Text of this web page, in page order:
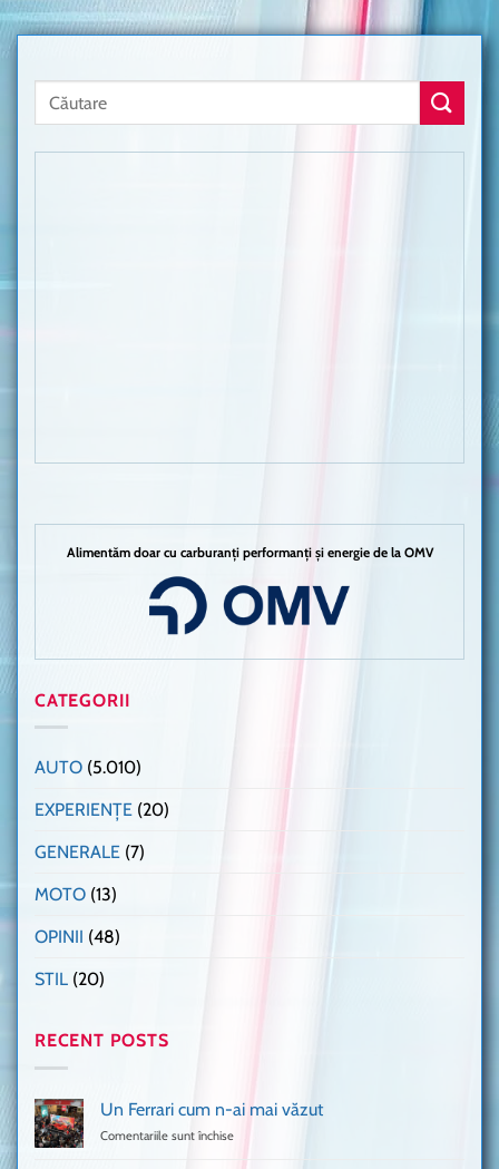
Alimentăm doar cu carburanți performanți și energie de la OMV
CATEGORII
AUTO (5.010)
EXPERIENȚE (20)
GENERALE (7)
MOTO (13)
OPINII (48)
STIL (20)
RECENT POSTS
Un Ferrari cum n-ai mai văzut
Comentariile sunt închise